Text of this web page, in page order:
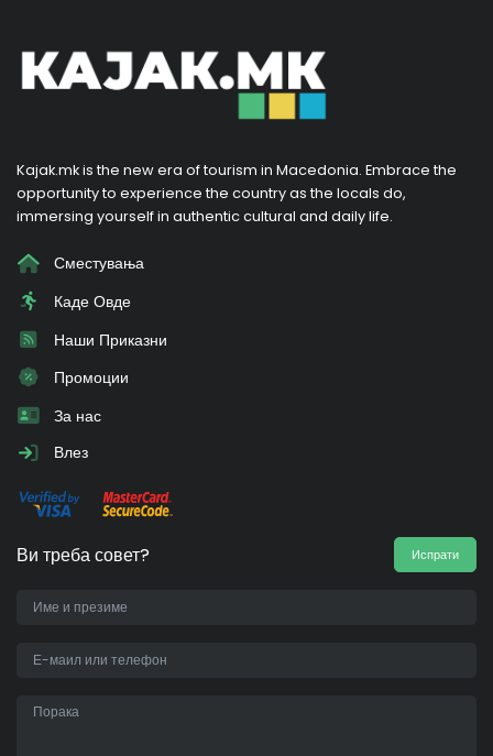
Kajak.mk is the new era of tourism in Macedonia. Embrace the
opportunity to experience the country as the locals do,
immersing yourself in authentic cultural and daily life.
Сместувања
Каде Овде
Наши Приказни
Промоции
За нас
Влез
Ви треба совет? Испрати